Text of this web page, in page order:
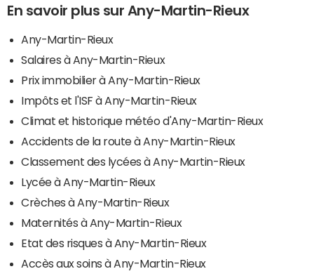
En savoir plus sur Any-Martin-Rieux
Any-Martin-Rieux
Salaires à Any-Martin-Rieux
Prix immobilier à Any-Martin-Rieux
Impôts et l'ISF à Any-Martin-Rieux
Climat et historique météo d'Any-Martin-Rieux
Accidents de la route à Any-Martin-Rieux
Classement des lycées à Any-Martin-Rieux
Lycée à Any-Martin-Rieux
Crèches à Any-Martin-Rieux
Maternités à Any-Martin-Rieux
Etat des risques à Any-Martin-Rieux
Accès aux soins à Any-Martin-Rieux